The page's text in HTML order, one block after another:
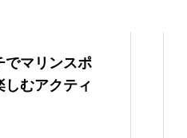
でマリンスポ
しむアクティ